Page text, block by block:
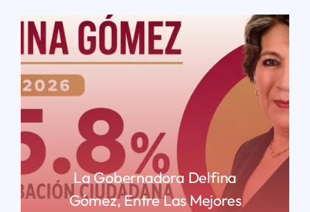
La Gobernadora Delfina
Gómez, Entre Las Mejores